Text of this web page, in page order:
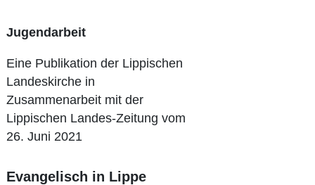
Jugendarbeit
Eine Publikation der Lippischen
Landeskirche in
Zusammenarbeit mit der
Lippischen Landes-Zeitung vom
26. Juni 2021
Evangelisch in Lippe